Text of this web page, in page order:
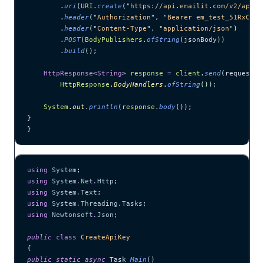
        .
uri (URI . create ( " https://api.emailit.com/v2/api-
        .
header( "Authorization" , "Bearer
        .
header( "Content-Type" , "application/json" )
        .
POST( BodyPublishers . ofString ( jsonBody ))
        .
build() ;
    HttpResponse
<String> response = client . send( request,
        HttpResponse
. BodyHandlers . ofString ()) ;
    System
. out . println ( response . body()) ;
}
}
using System ;
using System . Net . Http ;
using System . Text ;
using System . Threading . Tasks ;
using Newtonsoft . Json ;
public class CreateApiKey
{
public static async Task Main ()